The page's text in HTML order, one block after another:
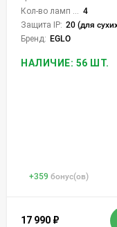
4
Защита IP: 20 (для сухих
Бренд: EGLO
НАЛИЧИЕ: 56 ШТ.
+359 бонус(ов)
17 990 ₽